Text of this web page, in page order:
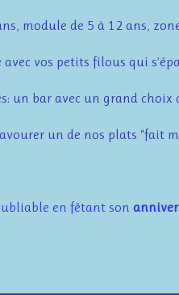
module de 5 à 12 ans, z
vos petits filous qui
un bar avec un grand
un de nos plats “fait
en fêtant son